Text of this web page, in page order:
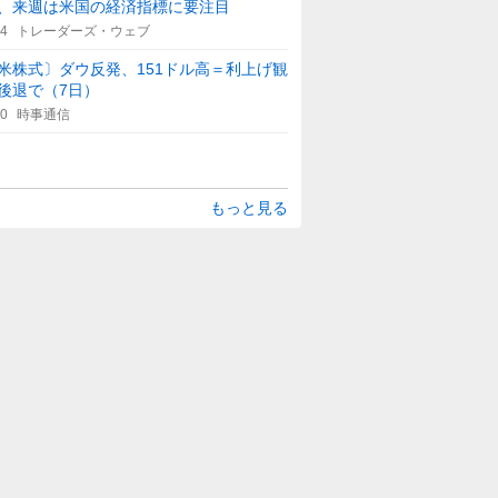
来週は米国の経済指標に要注目
トレーダーズ・ウェブ
米株式〕ダウ反発、151ドル高＝利上げ観
退で（7日）
時事通信
もっと見る